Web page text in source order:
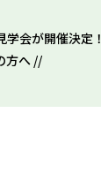
学会が開催決定！
方へ //